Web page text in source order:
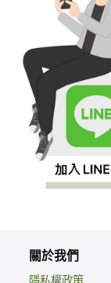
關於我們